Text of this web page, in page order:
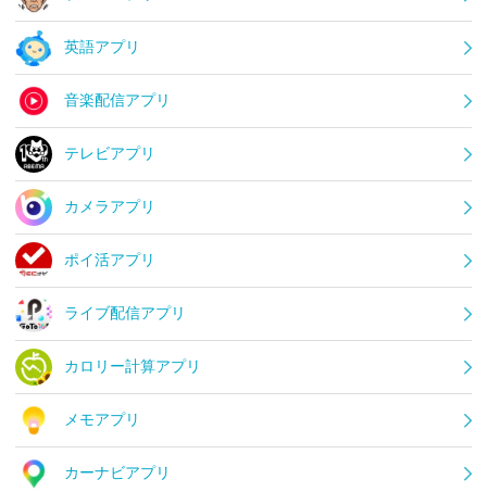
英語アプリ
音楽配信アプリ
テレビアプリ
カメラアプリ
ポイ活アプリ
ライブ配信アプリ
カロリー計算アプリ
メモアプリ
カーナビアプリ